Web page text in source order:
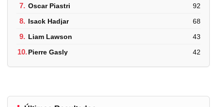
7. Oscar Piastri 92
8. Isack Hadjar 68
9. Liam Lawson 43
10.Pierre Gasly 42